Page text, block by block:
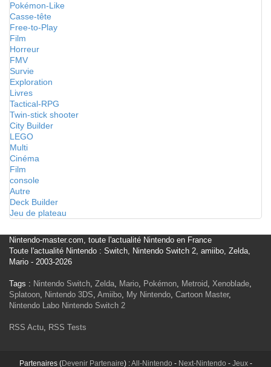
Pokémon-Like
Casse-tête
Free-to-Play
Film
Horreur
FMV
Survie
Exploration
Livres
Tactical-RPG
Twin-stick shooter
City Builder
LEGO
Multi
Cinéma
Film
console
Autre
Deck Builder
Jeu de plateau
Nintendo-master.com, toute l'actualité Nintendo en France
Toute l'actualité Nintendo : Switch, Nintendo Switch 2, amiibo, Zelda,
Mario - 2003-2026
Tags : Nintendo Switch, Zelda, Mario, Pokémon, Metroid, Xenoblade,
Splatoon, Nintendo 3DS, Amiibo, My Nintendo, Cartoon Master,
Nintendo Labo Nintendo Switch 2
RSS Actu, RSS Tests
Partenaires (Devenir Partenaire) :All-Nintendo - Next-Nintendo - Jeux-